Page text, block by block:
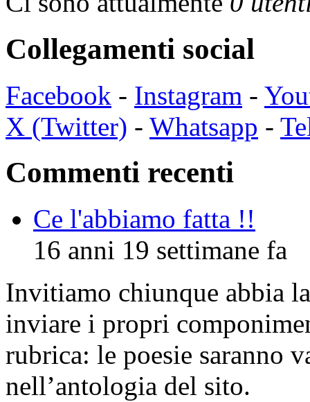
Collegamenti social
Facebook - Instagram -
X (Twitter) - Whatsapp -
Commenti recenti
Ce l'abbiamo fatta !!
16 anni 19 settimane fa
Invitiamo chiunque abbia
inviare i propri
rubrica: le poesie saranno
nell’antologia del sito.